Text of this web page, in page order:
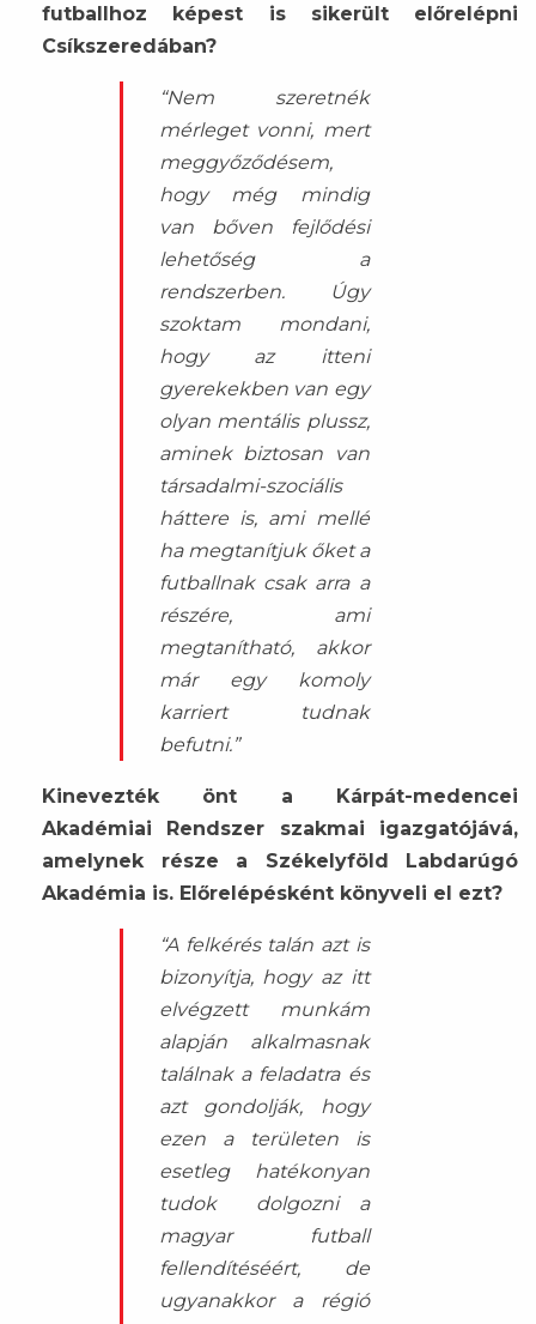
futballhoz képest is sikerült előrelépni
Csíkszeredában?
“Nem szeretnék
mérleget vonni, mert
meggyőződésem,
hogy még mindig
van bőven fejlődési
lehetőség a
rendszerben. Úgy
szoktam mondani,
hogy az itteni
gyerekekben van egy
olyan mentális plussz,
aminek biztosan van
társadalmi-szociális
háttere is, ami mellé
ha megtanítjuk őket a
futballnak csak arra a
részére, ami
megtanítható, akkor
már egy komoly
karriert tudnak
befutni.”
Kinevezték önt a Kárpát-medencei
Akadémiai Rendszer szakmai igazgatójává,
amelynek része a Székelyföld Labdarúgó
Akadémia is. Előrelépésként könyveli el ezt?
“A felkérés talán azt is
bizonyítja, hogy az itt
elvégzett munkám
alapján alkalmasnak
találnak a feladatra és
azt gondolják, hogy
ezen a területen is
esetleg hatékonyan
tudok dolgozni a
magyar futball
fellendítéséért, de
ugyanakkor a régió